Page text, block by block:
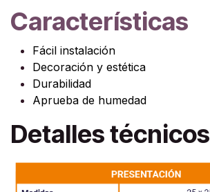
Características
Fácil instalación
Decoración y estética
Durabilidad
Aprueba de humedad
Detalles técnicos